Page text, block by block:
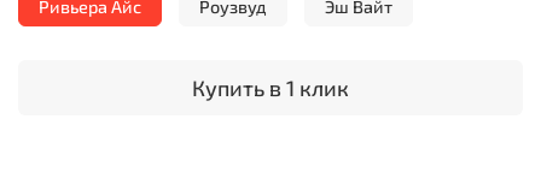
Купить в 1 клик
Ривьера Айс Роузвуд Эш Вайт